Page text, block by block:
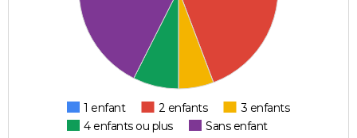
1 enfant 2 enfants
3 enfants
4 enfants ou plus
Sans enfant